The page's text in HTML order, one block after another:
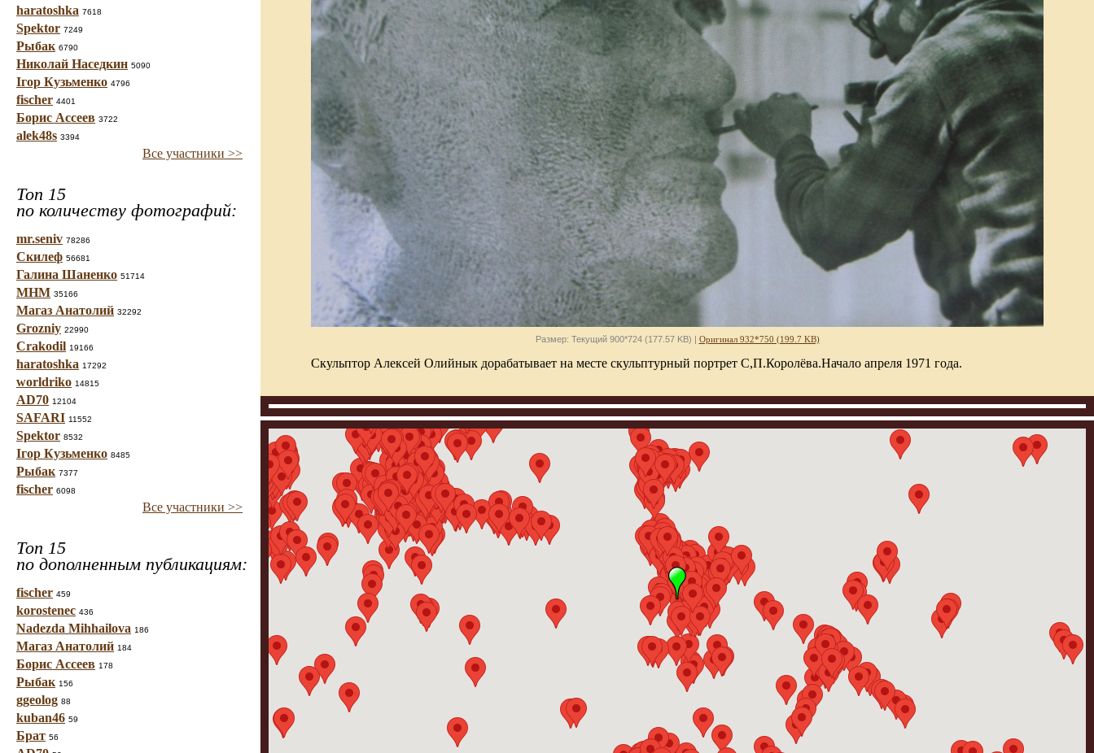
haratoshka 7618
Spektor 7249
Рыбак 6790
Николай Наседкин 5090
Ігор Кузьменко 4796
fischer 4401
Борис Ассеев 3722
alek48s 3394
Все участники >>
Топ 15
по количеству фотографий:
mr.seniv 78286
Скилеф 56681
Галина Шаненко 51714
МНМ 35166
Магаз Анатолий 32292
Grozniy 22990
Crakodil 19166
haratoshka 17292
worldriko 14815
AD70 12104
SAFARI 11552
Spektor 8532
Ігор Кузьменко 8485
Рыбак 7377
fischer 6098
Все участники >>
Топ 15
по дополненным публикациям:
fischer 459
korostenec 436
Nadezda Mihhailova 186
Магаз Анатолий 184
Борис Ассеев 178
Рыбак 156
ggeolog 88
kuban46 59
Брат 56
Размер: Текущий 900*724 (177.57 KB) | Оригинал 932*750 (199.7 KB)
Скульптор Алексей Олийнык дорабатывает на месте скульптурный портрет С,П.Королёва.Начало апреля 1971 года.